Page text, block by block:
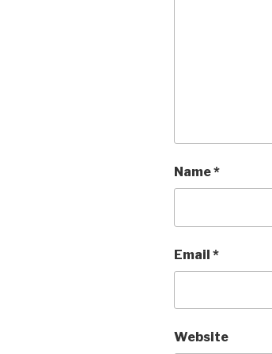
Name*
Email *
Website